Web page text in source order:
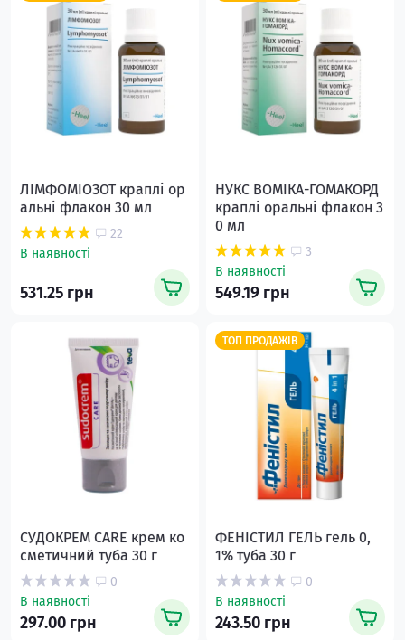
ЛІМФОМІОЗОТ краплі ор
альні флакон 30 мл
22
В наявності
531.25 грн
НУКС ВОМІКА-ГОМАКОРД
краплі оральні флакон 3
0 мл
3
В наявності
549.19 грн
СУДОКРЕМ CARE крем ко
сметичний туба 30 г
0
В наявності
297.00 грн
ТОП ПРОДАЖІВ
ФЕНІСТИЛ ГЕЛЬ гель 0,
1% туба 30 г
0
В наявності
243.50 грн